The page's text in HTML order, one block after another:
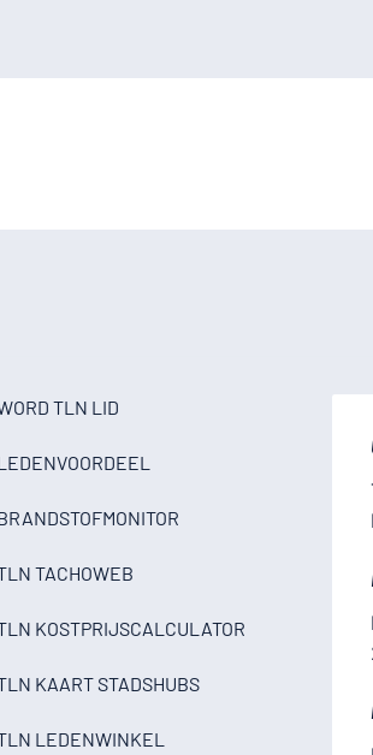
TLN LID
TACHOWEB
KOSTPRIJSCALCULATOR
KAART STADSHUBS
LEDENWINKEL